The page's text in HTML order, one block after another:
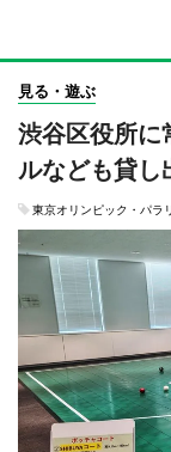
見る・遊ぶ
渋谷区役所
ルなども貸し
東京オリンピック・パラ